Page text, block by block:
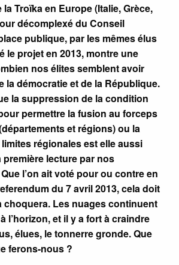
la Troïka en Europe (Italie, Grèce,
décomplexé du Conseil
publique, par les mêmes élus
le projet en 2013, montre une
nos élites semblent avoir
la démocratie et de la République.
la suppression de la condition
permettre la fusion au forceps
et régions) ou la
régionales est elle aussi
première lecture par nos
l’on ait voté pour ou contre en
du 7 avril 2013, cela doit
choquera. Les nuages continuent
l’horizon, et il y a fort à craindre
élues, le tonnerre gronde. Que
ferons-nous ?